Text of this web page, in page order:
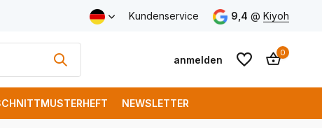
Versand ab € 150 (DE) Kundenservice 9,4 @ Kiyoh
anmelden
0
NEWSLETTER